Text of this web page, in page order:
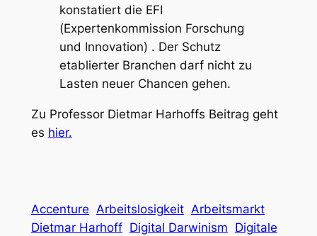
konstatiert die EFI
(Expertenkommission Forschung
und Innovation) . Der Schutz
etablierter Branchen darf nicht zu
Lasten neuer Chancen gehen.
Zu Professor Dietmar Harhoffs Beitrag geht
es hier.
Accenture Arbeitslosigkeit Arbeitsmarkt
Dietmar Harhoff Digital Darwinism Digitale